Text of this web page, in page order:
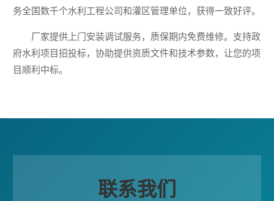
务全国数千个水利工程公司和灌区管理单位，获得一致好评。
厂家提供上门安装调试服务，质保期内免费维修。支持政
府水利项目招投标，协助提供资质文件和技术参数，让您的项
目顺利中标。
联系我们